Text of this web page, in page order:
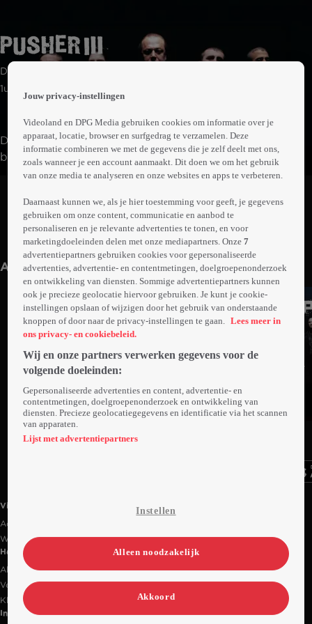
Drama | Misdaad | Thriller
1uur43min
De Servische drugsbaron Milo probeert tegelijk clean te
blijven, zijn criminele zaken te beheren en een
familieman te zijn. Als een drugstransport verkeerd gaat,
zeilen bijzetten om controle te houden over zowel zijn
familie als zijn misdaadnetwerk.
Abonneren op Videoland
Meer
info
Anderen kijken ook
Ga
naar
Videoland
Actiecode
Werken bij RTL
Handige links
Alle films & series
Veelgestelde vragen
Klantenservice
Informatie
Jouw privacy-instellingen
Videoland en DPG Media gebruiken cookies om informatie over je
apparaat, locatie, browser en surfgedrag te verzamelen. Deze
informatie combineren we met de gegevens die je zelf deelt met ons,
zoals wanneer je een account aanmaakt. Dit doen we om het gebruik
van onze media te analyseren en onze websites en apps te verbeteren.
Daarnaast kunnen we, als je hier toestemming voor geeft, je gegevens
gebruiken om onze content, communicatie en aanbod te
personaliseren en je relevante advertenties te tonen, en voor
marketingdoeleinden delen met onze mediapartners. Onze7
advertentiepartners gebruiken cookies voor gepersonaliseerde
advertenties, advertentie- en contentmetingen, doelgroepenonderzoek
en ontwikkeling van diensten. Sommige advertentiepartners kunnen
ook je precieze geolocatie hiervoor gebruiken. Je kunt je cookie-
instellingen opslaan of wijzigen door het gebruik van onderstaande
knoppen of door naar de privacy-instellingen te gaan.
Lees meer in
ons privacy- en cookiebeleid.
Wij en onze partners verwerken gegevens voor de
volgende doeleinden:
Gepersonaliseerde advertenties en content, advertentie- en
contentmetingen, doelgroepenonderzoek en ontwikkeling van
diensten. Precieze geolocatiegegevens en identificatie via het scannen
van apparaten.
Lijst met advertentiepartners
Instellen
Alleen noodzakelijk
Akkoord